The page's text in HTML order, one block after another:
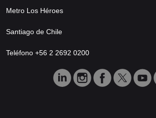
Metro Los Héroes
Santiago de Chile
Teléfono +56 2 2692 0200